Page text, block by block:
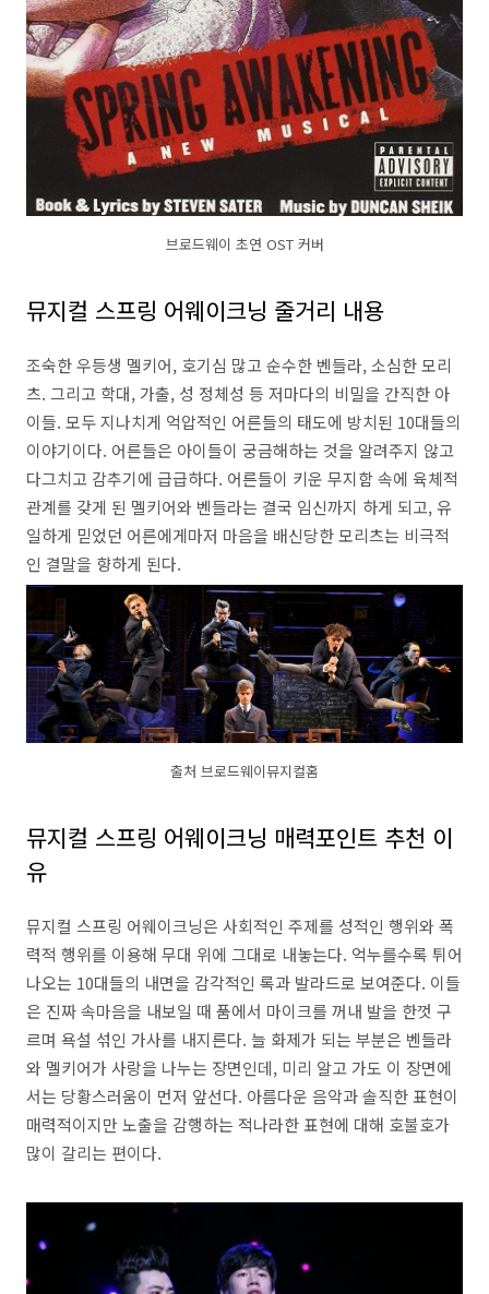
브로드웨이 초연 OST 커버
뮤지컬 스프링 어웨이크닝 줄거리 내용
조숙한 우등생 멜키어, 호기심 많고 순수한 벤들라, 소심한 모리
츠. 그리고 학대, 가출, 성 정체성 등 저마다의 비밀을 간직한 아
이들. 모두 지나치게 억압적인 어른들의 태도에 방치된 10대들의
이야기이다. 어른들은 아이들이 궁금해하는 것을 알려주지 않고
다그치고 감추기에 급급하다. 어른들이 키운 무지함 속에 육체적
관계를 갖게 된 멜키어와 벤들라는 결국 임신까지 하게 되고, 유
일하게 믿었던 어른에게마저 마음을 배신당한 모리츠는 비극적
인 결말을 향하게 된다.
출처 브로드웨이뮤지컬홈
뮤지컬 스프링 어웨이크닝 매력포인트 추천 이
유
뮤지컬 스프링 어웨이크닝은 사회적인 주제를 성적인 행위와 폭
력적 행위를 이용해 무대 위에 그대로 내놓는다. 억누를수록 튀어
나오는 10대들의 내면을 감각적인 록과 발라드로 보여준다. 이들
은 진짜 속마음을 내보일 때 품에서 마이크를 꺼내 발을 한껏 구
르며 욕설 섞인 가사를 내지른다. 늘 화제가 되는 부분은 벤들라
와 멜키어가 사랑을 나누는 장면인데, 미리 알고 가도 이 장면에
서는 당황스러움이 먼저 앞선다. 아름다운 음악과 솔직한 표현이
매력적이지만 노출을 감행하는 적나라한 표현에 대해 호불호가
많이 갈리는 편이다.